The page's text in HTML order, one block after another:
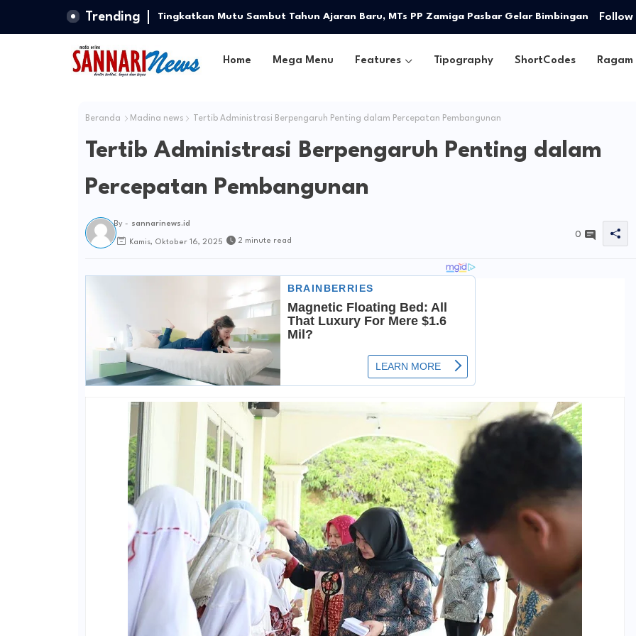
Trending Tingkatkan Mutu Sambut Tahun Ajaran Baru, MTs PP Zamiga Pasbar Gelar Bimbingan Follow
Home Mega Menu Features Tipography ShortCodes Ragam
Beranda Madina news Tertib Administrasi Berpengaruh Penting dalam Percepatan Pembangunan
Tertib Administrasi Berpengaruh Penting dalam
Percepatan Pembangunan
By - sannarinews.id
Kamis, Oktober 16, 2025 2 minute read
0